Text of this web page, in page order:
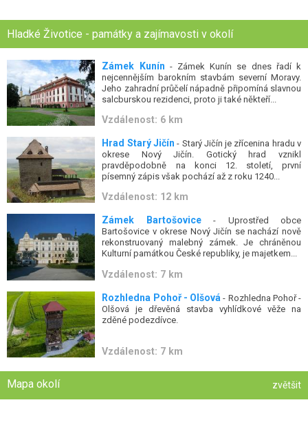
Hladké Životice - památky a zajímavosti v okolí
Zámek Kunín - Zámek Kunín se dnes řadí k
nejcennějším barokním stavbám severní Moravy.
Jeho zahradní průčelí nápadně připomíná slavnou
salcburskou rezidenci, proto ji také někteří...
Vzdálenost: 6 km
Hrad Starý Jičín - Starý Jičín je zřícenina hradu v
okrese Nový Jičín. Gotický hrad vznikl
pravděpodobně na konci 12. století, první
písemný zápis však pochází až z roku 1240...
Vzdálenost: 12 km
Zámek Bartošovice- Uprostřed obce
Bartošovice v okrese Nový Jičín se nachází nově
rekonstruovaný malebný zámek. Je chráněnou
Kulturní památkou České republiky, je majetkem...
Vzdálenost: 7 km
Rozhledna Pohoř - Olšová - Rozhledna Pohoř -
Olšová je dřevěná stavba vyhlídkové věže na
zděné podezdívce.
Vzdálenost: 7 km
Mapa okolí zvětšit